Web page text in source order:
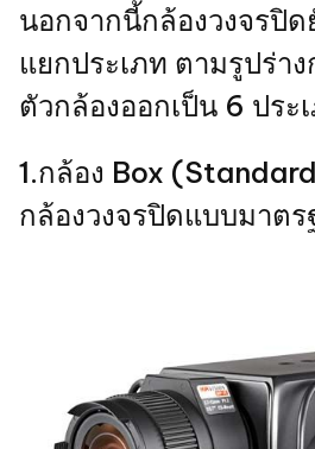
นอกจากนี้กล้องวงจรปิด
แยกประเภท ตามรูปร่า
ตัวกล้องออกเป็น 6 ประ
1.กล้อง Box
กล้องวงจรปิดแบบมาตร